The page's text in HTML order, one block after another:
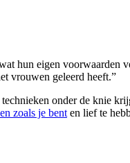
hun eigen voorwaarden
vrouwen geleerd heeft.”
onder de knie
zoals je bent en lief te